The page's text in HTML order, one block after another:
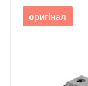
оригінал